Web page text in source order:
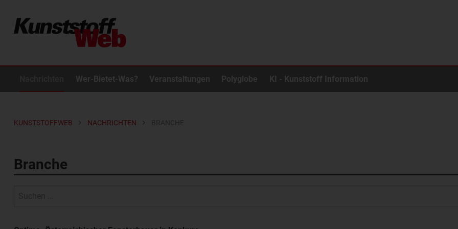
Wer-Bietet-Was? Veranstaltungen Polyglobe KI - Kunststoff Information
KUNSTSTOFFWEB NACHRICHTEN
Branche